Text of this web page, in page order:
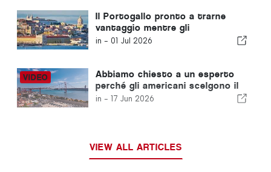
Il Portogallo pronto a trarne
vantaggio mentre gli
imprenditori cercano
in - 01 Jul 2026
Abbiamo chiesto a un esperto
perché gli americani scelgono il
“Golden Visa” portoghese
in - 17 Jun 2026
VIEW ALL ARTICLES